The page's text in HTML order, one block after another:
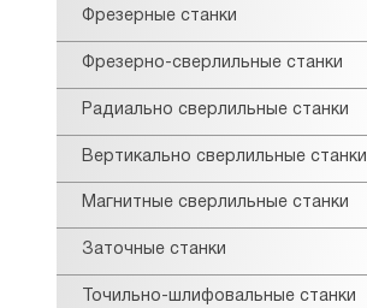
Фрезерные станки
Фрезерно-сверлильные станки
Радиально сверлильные станки
Вертикально сверлильные станки
Магнитные сверлильные станки
Заточные станки
Точильно-шлифовальные станки